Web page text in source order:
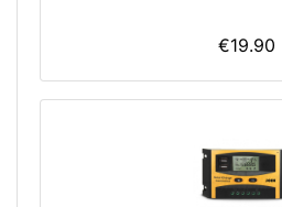
€19.90